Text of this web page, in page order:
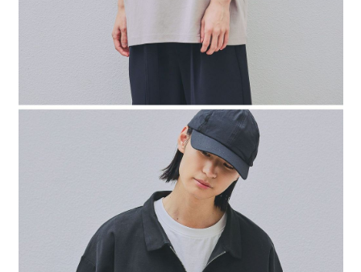
３．未成年的使用者請事先徵得法定代理人或監護人之同意方可使用
「AFTEE先享後付」，若未經同意申辦者引起之損失，本公司不負相關責
４．使用「AFTEE先享後付」時，將依據個別帳號之用戶狀況，依本公司即
時審查核予不同之上限額度；若仍有額度不足之情形，本公司將視審查結果
５．嚴禁一人註冊多個帳號或使用他人資訊註冊。若發現惡意使用之情形，
恩沛科技股份有限公司將有權停止該用戶之使用額度並採取法律行動。